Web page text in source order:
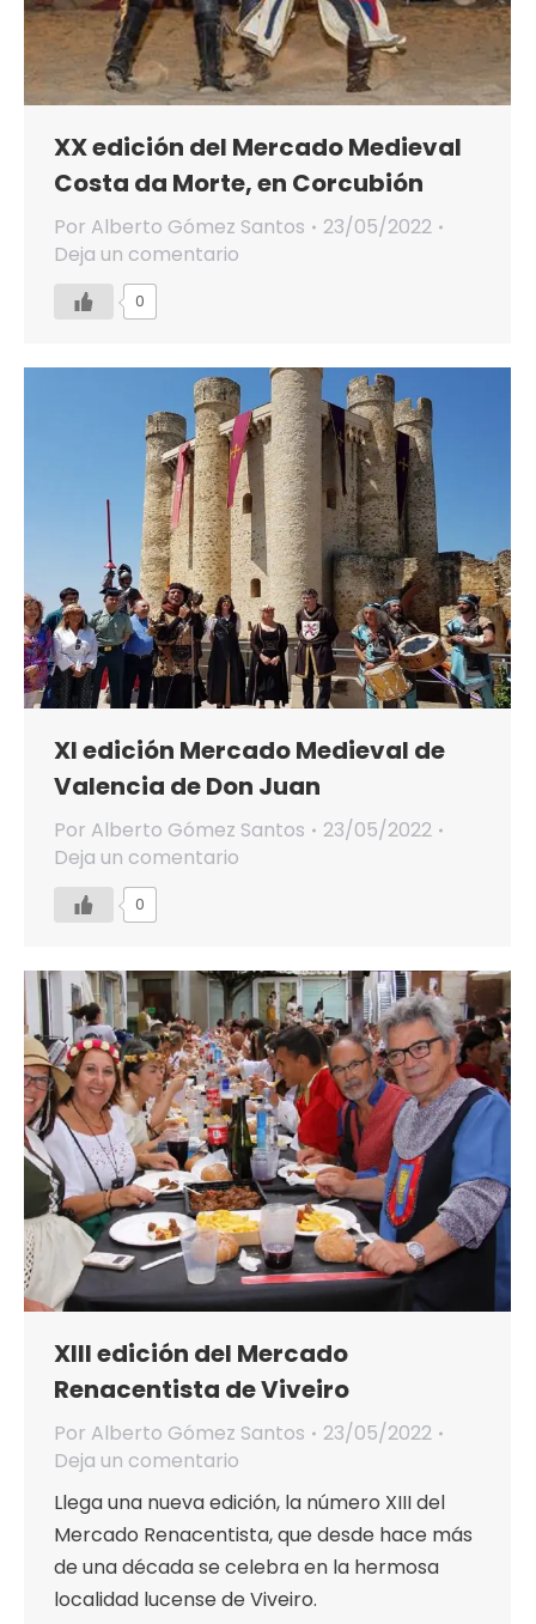
XX edición del Mercado Medieval
Costa da Morte, en Corcubión
Por Alberto Gómez Santos
23/05/2022
Deja un comentario
0
XI edición Mercado Medieval de
Valencia de Don Juan
Por Alberto Gómez Santos
23/05/2022
Deja un comentario
0
XIII edición del Mercado
Renacentista de Viveiro
Por Alberto Gómez Santos
23/05/2022
Deja un comentario
Llega una nueva edición, la número XIII del
Mercado Renacentista, que desde hace más
de una década se celebra en la hermosa
localidad lucense de Viveiro.